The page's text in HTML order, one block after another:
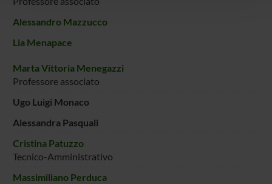
raccolto dal tuo utilizzo dei loro servizi.
Alessandro Mazzucco
Lia Menapace
Marta Vittoria Menegazzi
Professore associato
Ugo Luigi Monaco
Alessandra Pasquali
Cristina Patuzzo
Tecnico-Amministrativo
Massimiliano Perduca